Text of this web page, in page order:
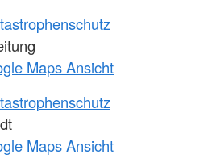
Maps Ansicht
Maps Ansicht